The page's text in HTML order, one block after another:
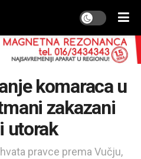
komaraca u
zakazani
utorak
pravce prema Vučju,